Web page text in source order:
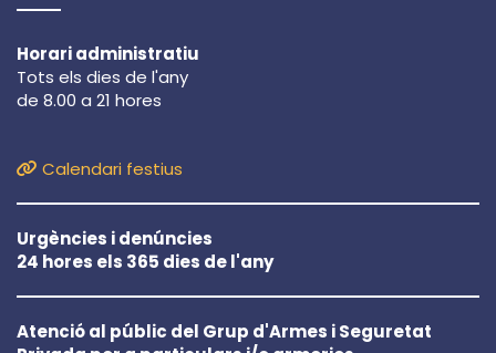
Horari administratiu
Tots els dies de l'any
de 8.00 a 21 hores
Calendari festius
Urgències i denúncies
24 hores els 365 dies de l'any
Atenció al públic del Grup d'Armes i Seguretat